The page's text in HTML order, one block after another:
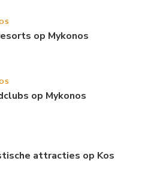
op Mykonos
op Mykonos
attracties op Kos